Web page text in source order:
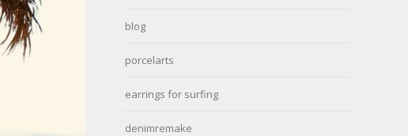
blog
porcelarts
earrings for surfing
denimremake